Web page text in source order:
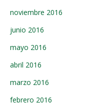
noviembre 2016
junio 2016
mayo 2016
abril 2016
marzo 2016
febrero 2016